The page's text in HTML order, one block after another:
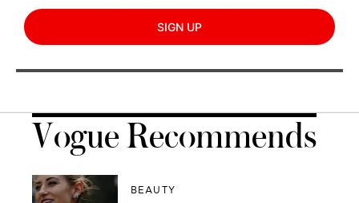
SIGN UP
Vogue Recommends
BEAUTY